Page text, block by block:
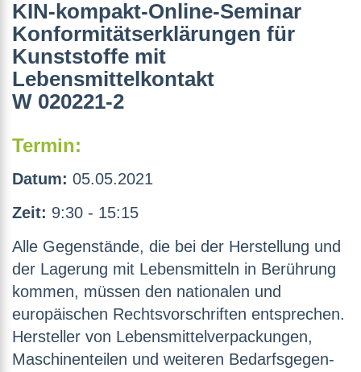
KIN-kompakt-Online-Seminar
Konformitätserklärungen für
Kunststoffe mit
Lebensmittelkontakt
W 020221-2
Termin:
Datum: 05.05.2021
Zeit: 9:30 - 15:15
Alle Gegenstände, die bei der Herstellung und
der Lagerung mit Lebensmitteln in Berührung
kommen, müssen den nationalen und
europäischen Rechtsvorschriften entsprechen.
Hersteller von Lebensmittelverpackungen,
Maschinenteilen und weiteren Bedarfsgegen-